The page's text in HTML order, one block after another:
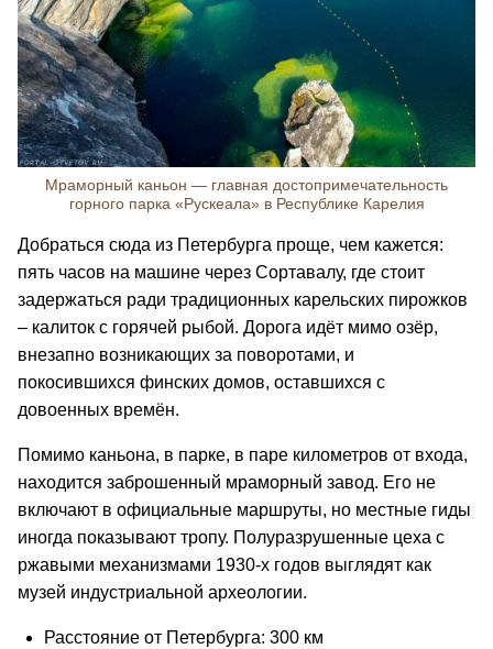
Мраморный каньон — главная достопримечательность
горного парка «Рускеала» в Республике Карелия
Добраться сюда из Петербурга проще, чем кажется:
пять часов на машине через Сортавалу, где стоит
задержаться ради традиционных карельских пирожков
– калиток с горячей рыбой. Дорога идёт мимо озёр,
внезапно возникающих за поворотами, и
покосившихся финских домов, оставшихся с
довоенных времён.
Помимо каньона, в парке, в паре километров от входа,
находится заброшенный мраморный завод. Его не
включают в официальные маршруты, но местные гиды
иногда показывают тропу. Полуразрушенные цеха с
ржавыми механизмами 1930-х годов выглядят как
музей индустриальной археологии.
Расстояние от Петербурга: 300 км